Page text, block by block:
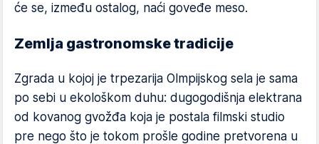
će se, između ostalog, naći goveđe meso.
Zemlja gastronomske tradicije
Zgrada u kojoj je trpezarija Olmpijskog sela je sama
po sebi u ekološkom duhu: dugogodišnja elektrana
od kovanog gvožđa koja je postala filmski studio
pre nego što je tokom prošle godine pretvorena u